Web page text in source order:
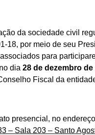
da sociedade civil
18, por meio de seu
para
dia 28 de dezembro de
Fiscal da
presencial, no
– Sala 203 – Santo